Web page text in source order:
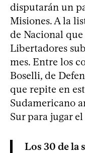
disputarán un
Misiones. A la
de Nacional
Libertadores
mes. Entre los
Boselli, de
que repite en
Sudamericano
Sur para jugar
Los 30 de la